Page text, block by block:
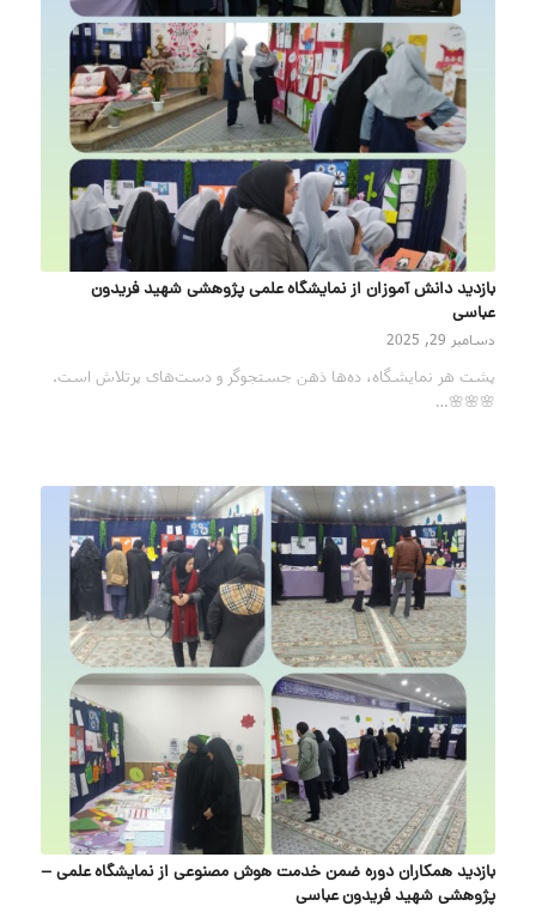
بازدید دانش آموزان از نمایشگاه علمی پژوهشی شهید فریدون
عباسی
دسامبر 29, 2025
پشت هر نمایشگاه، ده‌ها ذهن جستجوگر و دست‌های پرتلاش است.
🌸🌸🌸…
بازدید همکاران دوره ضمن خدمت هوش مصنوعی از نمایشگاه علمی –
پژوهشی شهید فریدون عباسی